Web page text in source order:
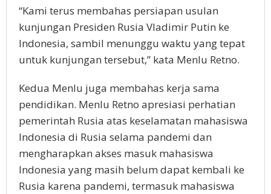
“Kami terus membahas persiapan usulan
kunjungan Presiden Rusia Vladimir Putin ke
Indonesia, sambil menunggu waktu yang tepat
untuk kunjungan tersebut,” kata Menlu Retno.
Kedua Menlu juga membahas kerja sama
pendidikan. Menlu Retno apresiasi perhatian
pemerintah Rusia atas keselamatan mahasiswa
Indonesia di Rusia selama pandemi dan
mengharapkan akses masuk mahasiswa
Indonesia yang masih belum dapat kembali ke
Rusia karena pandemi, termasuk mahasiswa